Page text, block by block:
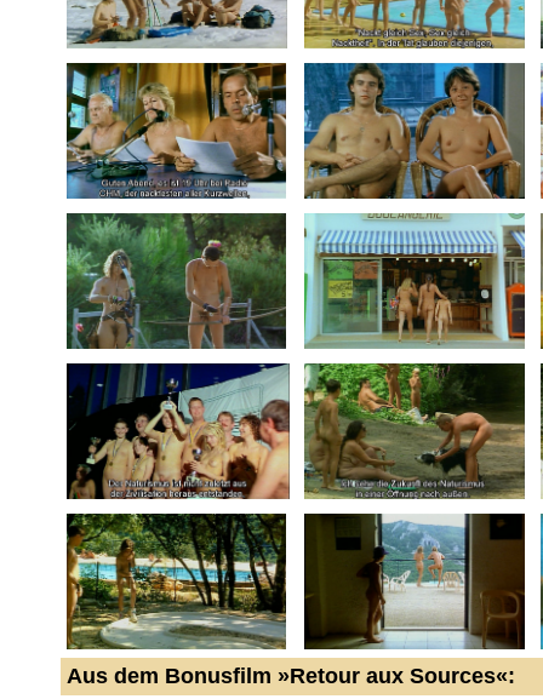
Aus dem Bonusfilm »Retour aux Sources«: